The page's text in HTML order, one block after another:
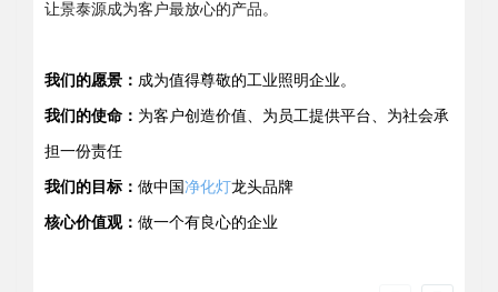
让景泰源成为客户最放心的产品。
我们的愿景： 成为值得尊敬的工业照明企业。
我们的使命： 为客户创造价值、为员工提供平台、为社会承
担一份责任
我们的目标： 做中国 净化灯龙头品牌
核心价值观： 做一个有良心的企业